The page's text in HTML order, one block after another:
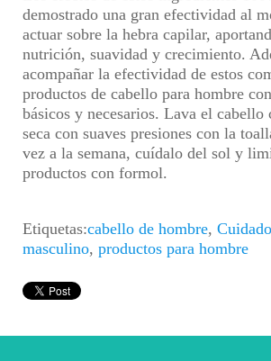
demostrado una gran efectividad al
actuar sobre la hebra capilar,
nutrición, suavidad y crecimiento.
acompañar la efectividad de estos
productos de cabello para hombre
básicos y necesarios. Lava el cabello
seca con suaves presiones con la
vez a la semana, cuídalo del sol y
productos con formol.
Etiquetas:cabello de hombre,
masculino, productos para hombre